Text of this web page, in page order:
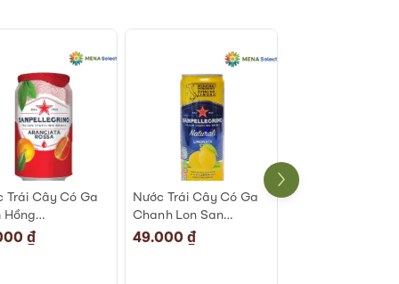
Trái Cây Có Ga
Hồng
Lon
₫
Nước Trái Cây Có Ga
Chanh Lon San
Pellegrino Lon 330ml
49.000 ₫
Nước Trái Cây